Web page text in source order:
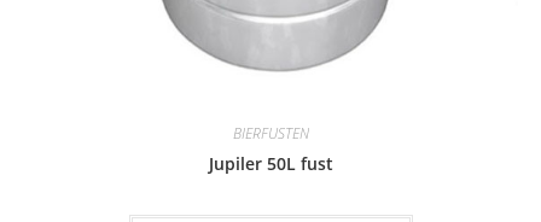
BIERFUSTEN
Jupiler 50L fust